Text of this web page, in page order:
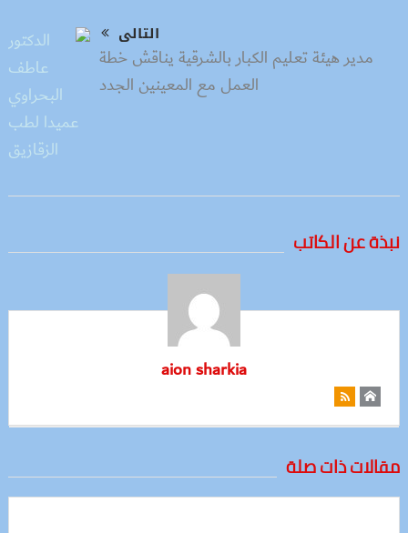
التالى
مدير هيئة تعليم الكبار بالشرقية يناقش خطة
العمل مع المعينين الجدد
نبذة عن الكاتب
aion sharkia
مقالات ذات صلة